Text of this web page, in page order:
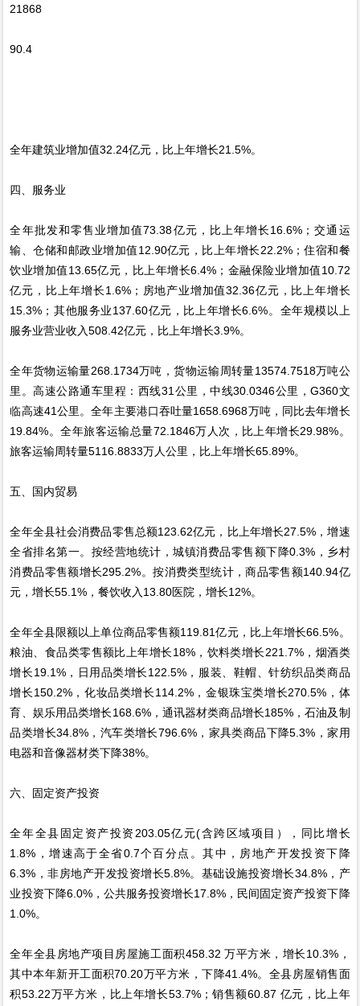
21868
90.4
全年建筑业增加值32.24亿元，比上年增长21.5%。
四、服务业
全年批发和零售业增加值73.38亿元，比上年增长16.6%；交通运
输、仓储和邮政业增加值12.90亿元，比上年增长22.2%；住宿和餐
饮业增加值13.65亿元，比上年增长6.4%；金融保险业增加值10.72
亿元，比上年增长1.6%；房地产业增加值32.36亿元，比上年增长
15.3%；其他服务业137.60亿元，比上年增长6.6%。全年规模以上
服务业营业收入508.42亿元，比上年增长3.9%。
全年货物运输量268.1734万吨，货物运输周转量13574.7518万吨公
里。高速公路通车里程：西线31公里，中线30.0346公里，G360文
临高速41公里。全年主要港口吞吐量1658.6968万吨，同比去年增长
19.84%。全年旅客运输总量72.1846万人次，比上年增长29.98%。
旅客运输周转量5116.8833万人公里，比上年增长65.89%。
五、国内贸易
全年全县社会消费品零售总额123.62亿元，比上年增长27.5%，增速
全省排名第一。按经营地统计，城镇消费品零售额下降0.3%，乡村
消费品零售额增长295.2%。按消费类型统计，商品零售额140.94亿
元，增长55.1%，餐饮收入13.80医院，增长12%。
全年全县限额以上单位商品零售额119.81亿元，比上年增长66.5%。
粮油、食品类零售额比上年增长18%，饮料类增长221.7%，烟酒类
增长19.1%，日用品类增长122.5%，服装、鞋帽、针纺织品类商品
增长150.2%，化妆品类增长114.2%，金银珠宝类增长270.5%，体
育、娱乐用品类增长168.6%，通讯器材类商品增长185%，石油及制
品类增长34.8%，汽车类增长796.6%，家具类商品下降5.3%，家用
电器和音像器材类下降38%。
六、固定资产投资
全年全县固定资产投资203.05亿元(含跨区域项目），同比增长
1.8%，增速高于全省0.7个百分点。其中，房地产开发投资下降
6.3%，非房地产开发投资增长5.8%。基础设施投资增长34.8%，产
业投资下降6.0%，公共服务投资增长17.8%，民间固定资产投资下降
1.0%。
全年全县房地产项目房屋施工面积458.32 万平方米，增长10.3%，
其中本年新开工面积70.20万平方米，下降41.4%。全县房屋销售面
积53.22万平方米，比上年增长53.7%；销售额60.87 亿元，比上年